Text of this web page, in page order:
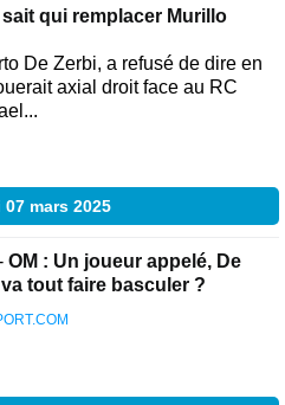
qui remplacer Murillo
De Zerbi, a refusé de dire en
axial droit face au RC
07 mars 2025
OM : Un joueur appelé, De
tout faire basculer ?